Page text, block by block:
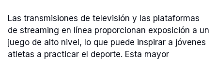
Las transmisiones de televisión y las plataformas
de streaming en línea proporcionan exposición a un
juego de alto nivel, lo que puede inspirar a jóvenes
atletas a practicar el deporte. Esta mayor